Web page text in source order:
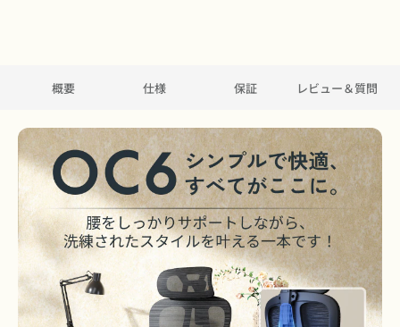
概要 仕様 保証 レビュー＆質問